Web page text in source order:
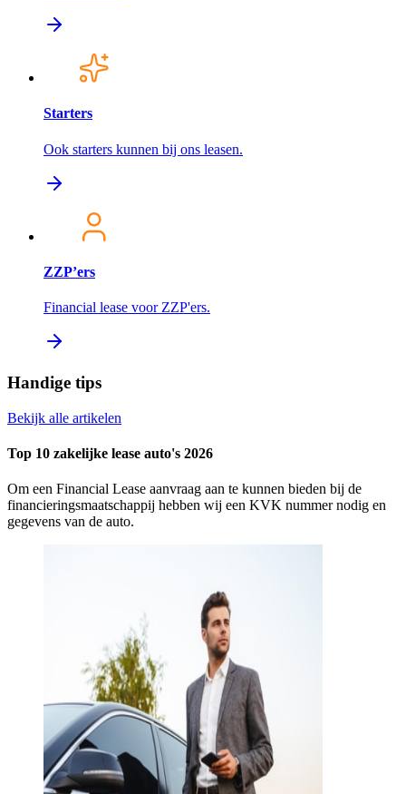
Starters
Ook starters kunnen bij ons leasen.
ZZP’ers
Financial lease voor ZZP'ers.
Handige tips
Bekijk alle artikelen
Top 10 zakelijke lease auto's 2026
Om een Financial Lease aanvraag aan te kunnen bieden bij de
financieringsmaatschappij hebben wij een KVK nummer nodig en
gegevens van de auto.